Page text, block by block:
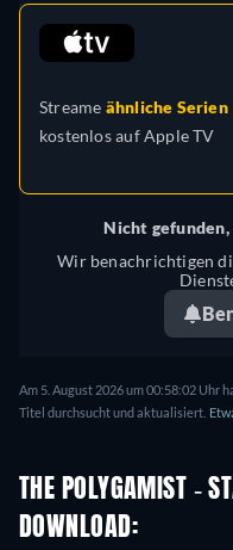
Streame ähnliche Serien
kostenlos aufApple TV
Nicht gefunden,
Wir benachrichtigen
Am 5. August 2026 um 00:58:02 Uhr
Titel durchsucht und aktualisiert.
THE POLYGAMIST -
DOWNLOAD: